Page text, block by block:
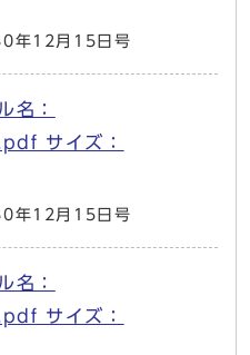
年12月15日号
名：
サイズ：
年12月15日号
名：
サイズ：